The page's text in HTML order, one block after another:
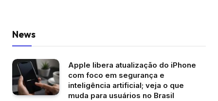
News
Apple libera atualização do iPhone
com foco em segurança e
inteligência artificial; veja o que
muda para usuários no Brasil